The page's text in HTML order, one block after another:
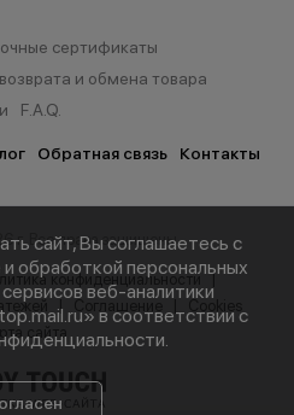
сертификаты
и обмена товара
F.A.Q.
Обратная связь Контакты
г. Все права защищены.
конфиденциальности
сайта
сайт, Вы соглашаетесь с
обработкой персональных
веб-аналитики
в соответствии с
.